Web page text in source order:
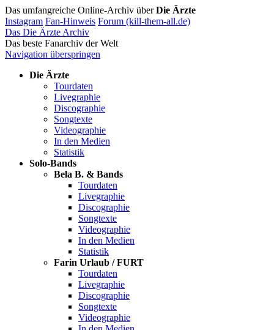
Das umfangreiche Online-Archiv überDie Ärzte
Instagram Fan-Hinweis Forum (kill-them-all.de)
Das Die Ärzte Archiv
Das beste Fanarchiv der Welt
Navigation überspringen
Die Ärzte
Tourdaten
Livegraphie
Discographie
Songtexte
Videographie
In den Medien
Statistik
Solo-Bands
Bela B. & Bands
Tourdaten
Livegraphie
Discographie
Songtexte
Videographie
In den Medien
Statistik
Farin Urlaub / FURT
Tourdaten
Livegraphie
Discographie
Songtexte
Videographie